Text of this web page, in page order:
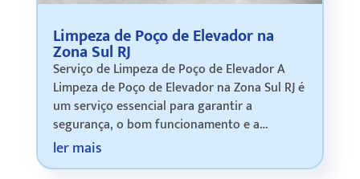
Limpeza de Poço de Elevador na
Zona Sul RJ
Serviço de Limpeza de Poço de Elevador A
Limpeza de Poço de Elevador na Zona Sul RJ é
um serviço essencial para garantir a
segurança, o bom funcionamento e a
conservação dos sistemas de transporte
ler mais